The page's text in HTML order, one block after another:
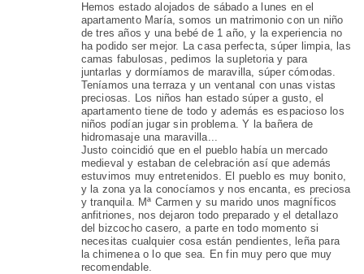
Hemos estado alojados de sábado a lunes en el
apartamento María, somos un matrimonio con un niño
de tres años y una bebé de 1 año, y la experiencia no
ha podido ser mejor. La casa perfecta, súper limpia, las
camas fabulosas, pedimos la supletoria y para
juntarlas y dormíamos de maravilla, súper cómodas.
Teníamos una terraza y un ventanal con unas vistas
preciosas. Los niños han estado súper a gusto, el
apartamento tiene de todo y además es espacioso los
niños podían jugar sin problema. Y la bañera de
hidromasaje una maravilla...
Justo coincidió que en el pueblo había un mercado
medieval y estaban de celebración así que además
estuvimos muy entretenidos. El pueblo es muy bonito,
y la zona ya la conocíamos y nos encanta, es preciosa
y tranquila. Mª Carmen y su marido unos magníficos
anfitriones, nos dejaron todo preparado y el detallazo
del bizcocho casero, a parte en todo momento si
necesitas cualquier cosa están pendientes, leña para
la chimenea o lo que sea. En fin muy pero que muy
recomendable.